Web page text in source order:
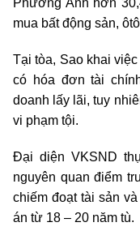
Phương Anh hơn
mua bất động sản,
Tại tòa, Sao khai
có hóa đơn tài
doanh lấy lãi, tuy
vi phạm tội.
Đại diện VKSND
nguyên quan điểm
chiếm đoạt tài sản
án từ 18 – 20 năm tù.